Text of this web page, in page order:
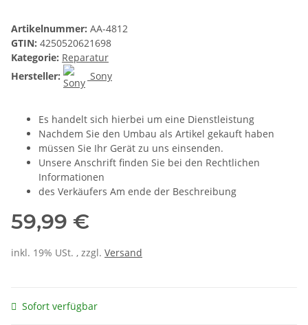
Artikelnummer: AA-4812
GTIN: 4250520621698
Kategorie: Reparatur
Hersteller:
Sony
Es handelt sich hierbei um eine Dienstleistung
Nachdem Sie den Umbau als Artikel gekauft haben
müssen Sie Ihr Gerät zu uns einsenden.
Unsere Anschrift finden Sie bei den Rechtlichen
Informationen
des Verkäufers Am ende der Beschreibung
59,99 €
inkl. 19% USt. , zzgl. Versand
Sofort verfügbar